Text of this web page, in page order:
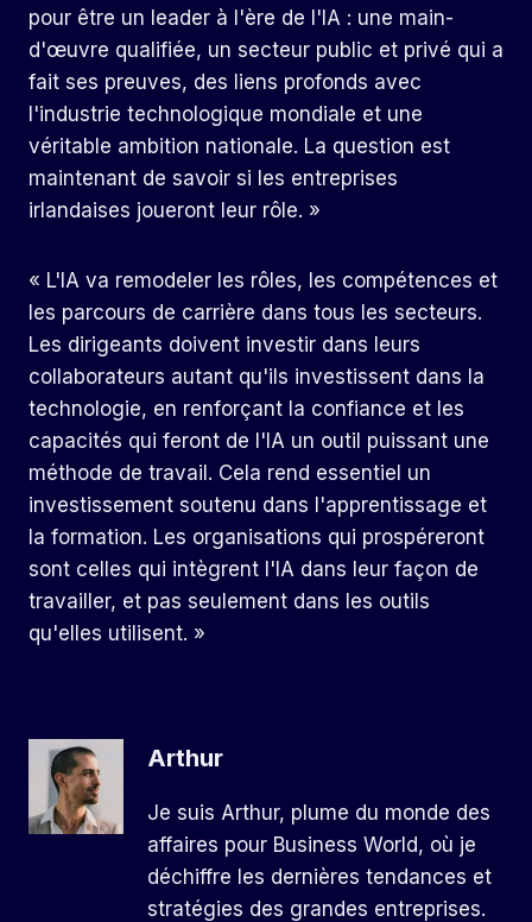
pour être un leader à l'ère de l'IA : une main-
d'œuvre qualifiée, un secteur public et privé qui a
fait ses preuves, des liens profonds avec
l'industrie technologique mondiale et une
véritable ambition nationale. La question est
maintenant de savoir si les entreprises
irlandaises joueront leur rôle. »
« L'IA va remodeler les rôles, les compétences et
les parcours de carrière dans tous les secteurs.
Les dirigeants doivent investir dans leurs
collaborateurs autant qu'ils investissent dans la
technologie, en renforçant la confiance et les
capacités qui feront de l'IA un outil puissant une
méthode de travail. Cela rend essentiel un
investissement soutenu dans l'apprentissage et
la formation. Les organisations qui prospéreront
sont celles qui intègrent l'IA dans leur façon de
travailler, et pas seulement dans les outils
qu'elles utilisent. »
Arthur
Je suis Arthur, plume du monde des
affaires pour Business World, où je
déchiffre les dernières tendances et
stratégies des grandes entreprises.